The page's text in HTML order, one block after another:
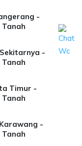
-
-
Timur -
-